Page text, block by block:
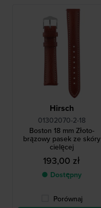
Hirsch
01302070-2-18
Boston 18 mm Złoto-
brązowy pasek ze skóry
cielęcej
193,00 zł
● Dostępny
Porównaj